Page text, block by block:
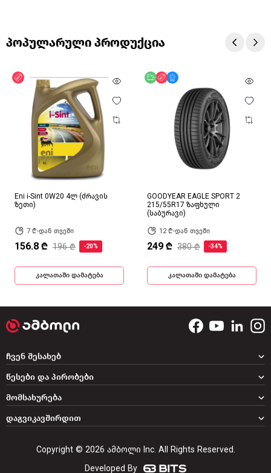
პოპულარული პროდუქცია
ფასდაკლება
Eni i-Sint 0W20 4ლ (ძრავის
ზეთი)
7 ₾-დან თვეში
156.8 ₾ 196 ₾ -20%
კალათაში დამატება
უფასო მიწოდება
ფასდაკლება
GOODYEAR EAGLE SPORT 2
215/55R17 ზაფხული
(საბურავი)
12 ₾-დან თვეში
249 ₾ 380 ₾ -34%
კალათაში დამატება
დაგვიკავშირდით
ჩვენ შესახებ
წესები და პირობები
მომსახურება
Copyright © 2026 ამბოლი Inc. All Rights Reserved.
Developed By